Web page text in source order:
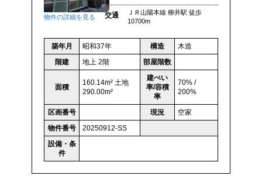
物件の詳細を見る 交通
ＪＲ山陽本線 柳井駅 徒歩
10700m
築年月 昭和37年 構造
木造
階建
地上 2階 部屋階数
面積
160.14m² 土地
290.00m²
建ぺい
率/容積
率
70% /
200%
区画番号 現況
空家
物件番号
20250912-SS
設備・条
件